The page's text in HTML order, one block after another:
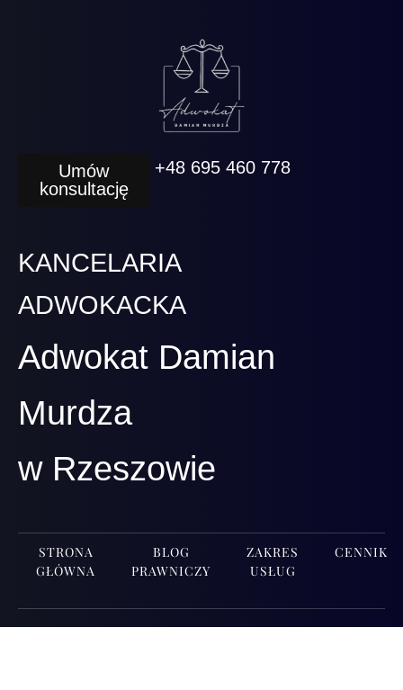
Umów
konsultację
+48 695 460 778
KANCELARIA
ADWOKACKA
Adwokat Damian
Murdza
w Rzeszowie
STRONA
GŁÓWNA
BLOG
PRAWNICZY
ZAKRES
USŁUG
CENNIK